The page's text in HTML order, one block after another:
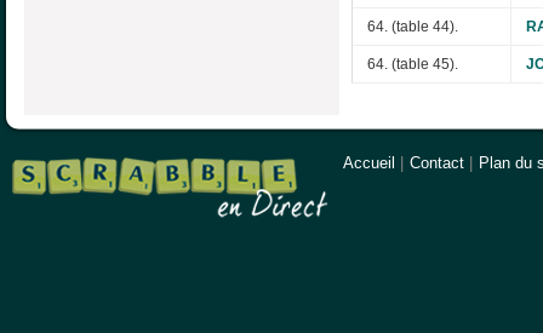
64. (table 44).
64. (table 45).
Accueil Contact Plan du